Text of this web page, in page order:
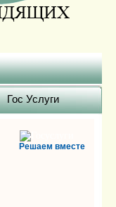
Гоc Услуги
Решаем вместе